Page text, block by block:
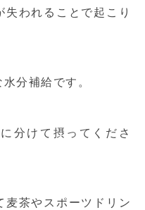
われることで起こり
分補給です。
分けて摂ってくださ
麦茶やスポーツドリン